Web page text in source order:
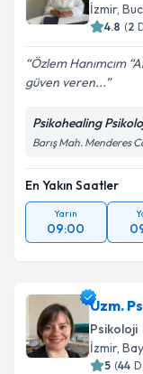
İzmir,
4.8 (2
Özlem Hanımcım
güven veren...
Psikohealing
Barış Mah. Menderes
En Yakın Saatler
Yarın
09:00
Uzm.
Psikoloji
İzmir,
5 (44